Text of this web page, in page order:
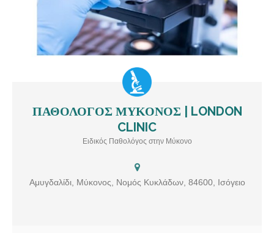
ΠΑΘΟΛΟΓΟΣ ΜΥΚΟΝΟΣ | LONDON CLINIC Ειδικός Παθολόγος
στη Μύκονο. Υπηρεσίες: Ειδικός Παθολόγος, Συνταγογράφηση,
Άσθμα, Διαβήτης, ΧΑΠ, Υπέρταση, Οστεοπόρωση
ΠΑΘΟΛΟΓΟΣ ΜΥΚΟΝΟΣ | LONDON
CLINIC
Ειδικός Παθολόγος στην Μύκονο
Αμυγδαλίδι, Μύκονος, Νομός Κυκλάδων, 84600, Ισόγειο